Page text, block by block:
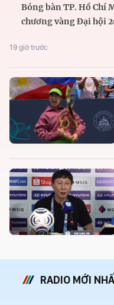
Bóng bàn TP. Hồ Chí
chương vàng Đại hội
19 giờ trước
RADIO MỚI